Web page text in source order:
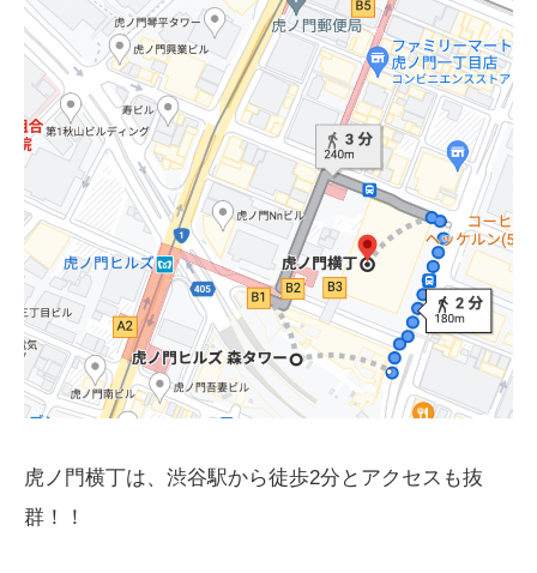
虎ノ門横丁は、渋谷駅から徒歩2分とアクセスも抜
群！！